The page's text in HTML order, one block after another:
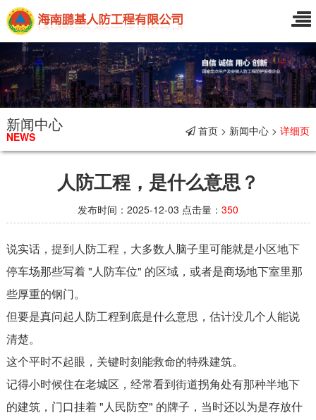
新闻中心
NEWS 首页 > 新闻中心 >详细页
人防工程，是什么意思？
发布时间：2025-12-03 点击量： 350
说实话，提到人防工程，大多数人脑子里可能就是小区地下
停车场那些写着 "人防车位" 的区域，或者是商场地下室里那
些厚重的钢门。
但要是真问起人防工程到底是什么意思，估计没几个人能说
清楚。
这个平时不起眼，关键时刻能救命的特殊建筑。
记得小时候住在老城区，经常看到街道拐角处有那种半地下
的建筑，门口挂着 "人民防空" 的牌子，当时还以为是存放什